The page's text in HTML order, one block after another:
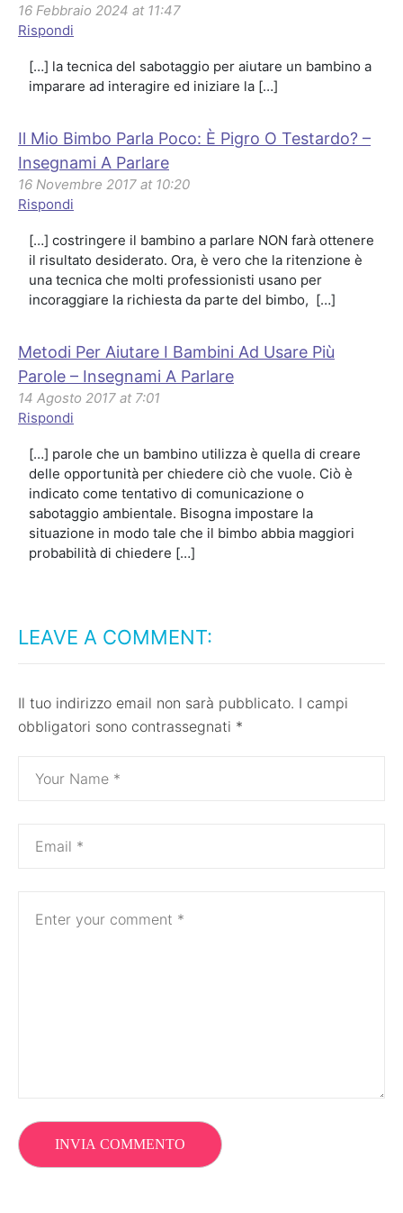
16 Febbraio 2024 at 11:47
Rispondi
[…] la tecnica del sabotaggio per aiutare un bambino a
imparare ad interagire ed iniziare la […]
Il Mio Bimbo Parla Poco: È Pigro O Testardo? –
Insegnami A Parlare
16 Novembre 2017 at 10:20
Rispondi
[…] costringere il bambino a parlare NON farà ottenere
il risultato desiderato. Ora, è vero che la ritenzione è
una tecnica che molti professionisti usano per
incoraggiare la richiesta da parte del bimbo, […]
Metodi Per Aiutare I Bambini Ad Usare Più
Parole – Insegnami A Parlare
14 Agosto 2017 at 7:01
Rispondi
[…] parole che un bambino utilizza è quella di creare
delle opportunità per chiedere ciò che vuole. Ciò è
indicato come tentativo di comunicazione o
sabotaggio ambientale. Bisogna impostare la
situazione in modo tale che il bimbo abbia maggiori
probabilità di chiedere […]
LEAVE A COMMENT:
Il tuo indirizzo email non sarà pubblicato. I campi
obbligatori sono contrassegnati *